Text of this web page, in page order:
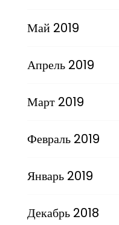
Май 2019
Апрель 2019
Март 2019
Февраль 2019
Январь 2019
Декабрь 2018